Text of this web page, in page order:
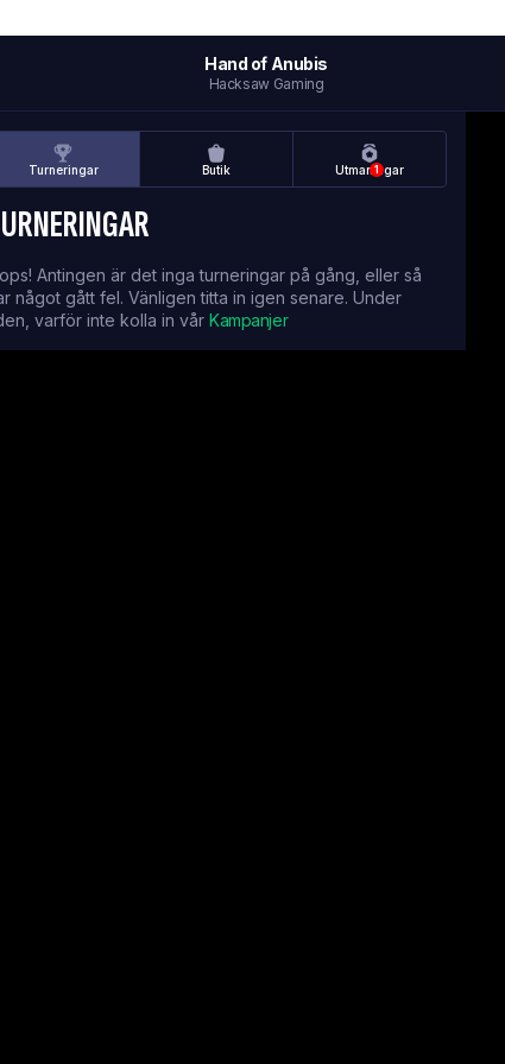
Hand of Anubis
Hacksaw Gaming
Turneringar Butik 1
Utmaningar
Antingen är det inga turneringar på gång, eller så
något gått fel. Vänligen titta in igen senare. Under
varför inte kolla in vår Kampanjer